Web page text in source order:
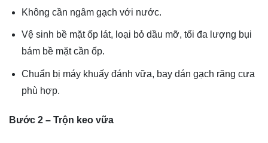
Không cần ngâm gạch với nước.
Vệ sinh bề mặt ốp lát, loại bỏ dầu mỡ, tối đa lượng bụi
bám bề mặt cần ốp.
Chuẩn bị máy khuấy đánh vữa, bay dán gạch răng cưa
phù hợp.
Bước 2 – Trộn keo vữa